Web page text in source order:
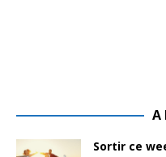
A
Sortir ce